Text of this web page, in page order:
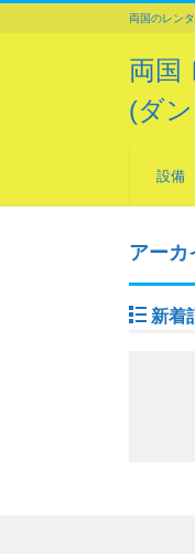
両国のレン
両国
(ダ
設備
アーカ
新着